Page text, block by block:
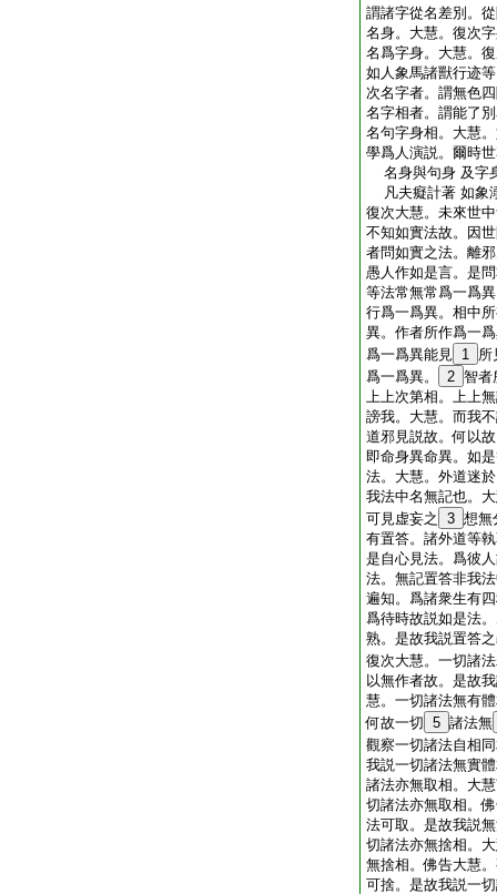
謂諸字從名差別。
名身。大慧。復次
名爲字身。大慧。
如人象馬諸獸行迹
次名字者。謂無色
名字相者。謂能了
名句字身相。大慧
學爲人演説。爾時
名身與句身 及字
凡夫癡計著 如象
復次大慧。未來世
不知如實法故。因
者問如實之法。離
愚人作如是言。是
等法常無常爲一爲
行爲一爲異。相中
異。作者所作爲一
爲一爲異能見 1 所
爲一爲異。
2 智者
上上次第相。上上
謗我。大慧。而我
道邪見説故。何以
即命身異命異。如
法。大慧。外道迷
我法中名無記也。
可見虚妄之
3 想無
有置答。諸外道等
是自心見法。爲彼
法。無記置答非我
遍知。爲諸衆生有
爲待時故説如是法
熟。是故我説置答
復次大慧。一切諸
以無作者故。是故
慧。一切諸法無有
何故一切 5 諸法無
觀察一切諸法自相
我説一切諸法無實
諸法亦無取相。大
切諸法亦無取相。
法可取。是故我説
切諸法亦無捨相。
無捨相。佛告大慧
可捨。是故我説一